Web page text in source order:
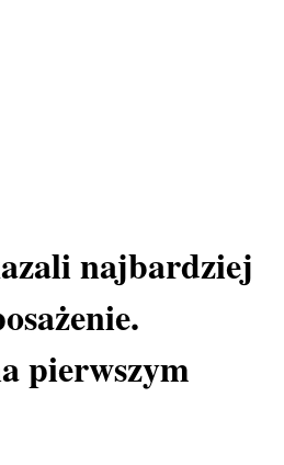
najbardziej
pierwszym